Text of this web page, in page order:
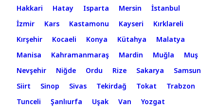
Hakkari
Hatay Isparta Mersin
İstanbul
İzmir
Kars Kastamonu Kayseri
Kırklareli
Kırşehir
Kocaeli Konya Kütahya
Malatya
Manisa
Kahramanmaraş Mardin Muğla
Muş
Nevşehir
Niğde Ordu Rize Sakarya
Samsun
Siirt
Sinop Sivas Tekirdağ Tokat
Trabzon
Tunceli
Şanlıurfa Uşak Van
Yozgat